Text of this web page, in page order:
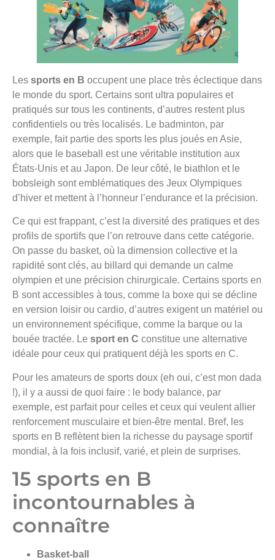
Les sports en B occupent une place très éclectique dans
le monde du sport. Certains sont ultra populaires et
pratiqués sur tous les continents, d’autres restent plus
confidentiels ou très localisés. Le badminton, par
exemple, fait partie des sports les plus joués en Asie,
alors que le baseball est une véritable institution aux
États-Unis et au Japon. De leur côté, le biathlon et le
bobsleigh sont emblématiques des Jeux Olympiques
d’hiver et mettent à l’honneur l’endurance et la précision.
Ce qui est frappant, c’est la diversité des pratiques et des
profils de sportifs que l’on retrouve dans cette catégorie.
On passe du basket, où la dimension collective et la
rapidité sont clés, au billard qui demande un calme
olympien et une précision chirurgicale. Certains sports en
B sont accessibles à tous, comme la boxe qui se décline
en version loisir ou cardio, d’autres exigent un matériel ou
un environnement spécifique, comme la barque ou la
bouée tractée. Le sport en C constitue une alternative
idéale pour ceux qui pratiquent déjà les sports en C.
Pour les amateurs de sports doux (eh oui, c’est mon dada
!), il y a aussi de quoi faire : le body balance, par
exemple, est parfait pour celles et ceux qui veulent allier
renforcement musculaire et bien-être mental. Bref, les
sports en B reflètent bien la richesse du paysage sportif
mondial, à la fois inclusif, varié, et plein de surprises.
15 sports en B
incontournables à
connaître
Basket-ball